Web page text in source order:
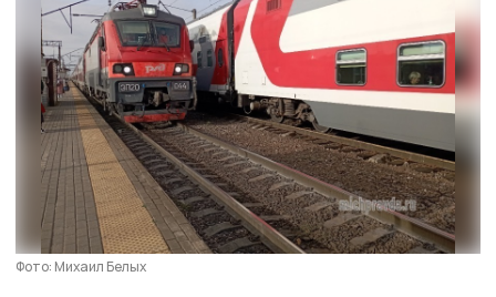
Фото: Михаил Белых